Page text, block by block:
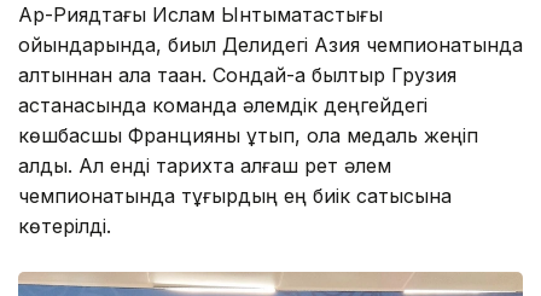
Ар-Риядтағы Ислам Ынтымақтастығы
ойындарында, биыл Делидегі Азия чемпионатында
алтыннан алқа таққан. Сондай-ақ былтыр Грузия
астанасында команда әлемдік деңгейдегі
көшбасшы Францияны ұтып, қола медаль жеңіп
алды. Ал енді тарихта алғаш рет әлем
чемпионатында тұғырдың ең биік сатысына
көтерілді.